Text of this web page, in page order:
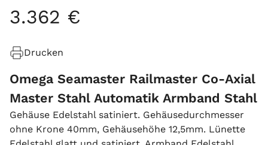
3.362 €
Drucken
Omega Seamaster Railmaster Co-Axial
Master Stahl Automatik Armband Stahl
Gehäuse Edelstahl satiniert. Gehäusedurchmesser
ohne Krone 40mm, Gehäusehöhe 12,5mm. Lünette